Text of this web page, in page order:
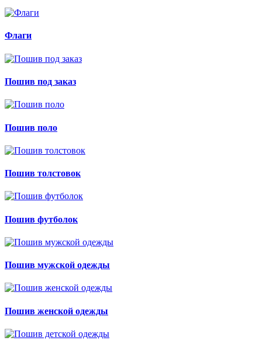
Флаги
Пошив под заказ
Пошив поло
Пошив толстовок
Пошив футболок
Пошив мужской одежды
Пошив женской одежды